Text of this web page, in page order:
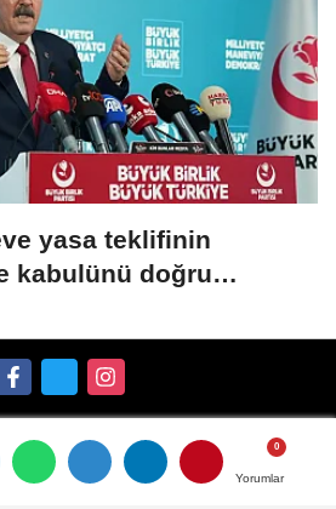
Yorumlar
Yorumlar
yasa teklifinin
kabulünü doğru
Şartları